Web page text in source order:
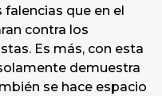
que en el
contra los
Es más, con esta
demuestra
se hace espacio